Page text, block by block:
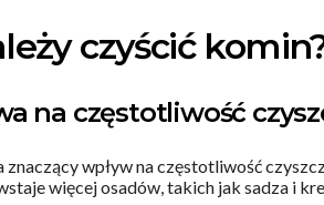
czyścić
na częstotliwość
znaczący wpływ na częstotliwość
więcej osadów, takich jak sadza i